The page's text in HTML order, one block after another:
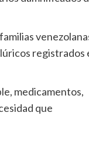
registrados
medicamentos,
que